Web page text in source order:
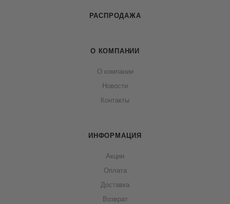
РАСПРОДАЖА
О КОМПАНИИ
О компании
Новости
Контакты
ИНФОРМАЦИЯ
Акции
Оплата
Доставка
Возврат